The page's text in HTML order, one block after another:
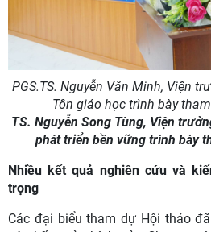
PGS.TS. Nguyễn Văn Minh, Viện
Tôn giáo học trình bày
TS. Nguyễn Song Tùng, Viện
phát triển bền vững trình bày
Nhiều kết quả nghiên cứu và
trọng
Các đại biểu tham dự Hội thảo